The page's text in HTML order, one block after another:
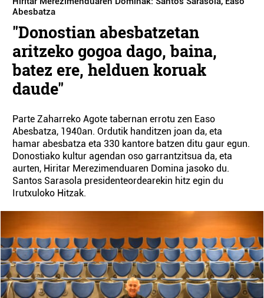
Abesbatza
"Donostian abesbatzetan
aritzeko gogoa dago, baina,
batez ere, helduen koruak
daude"
Parte Zaharreko Agote tabernan errotu zen Easo
Abesbatza, 1940an. Ordutik handitzen joan da, eta
hamar abesbatza eta 330 kantore batzen ditu gaur egun.
Donostiako kultur agendan oso garrantzitsua da, eta
aurten, Hiritar Merezimenduaren Domina jasoko du.
Santos Sarasola presidenteordearekin hitz egin du
Irutxuloko Hitzak.